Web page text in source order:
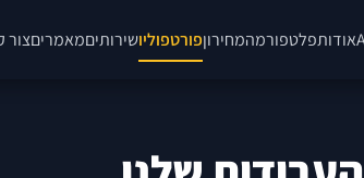
אודותפלטפורמהמחירוןפורטפוליושירותיםמאמריםצור